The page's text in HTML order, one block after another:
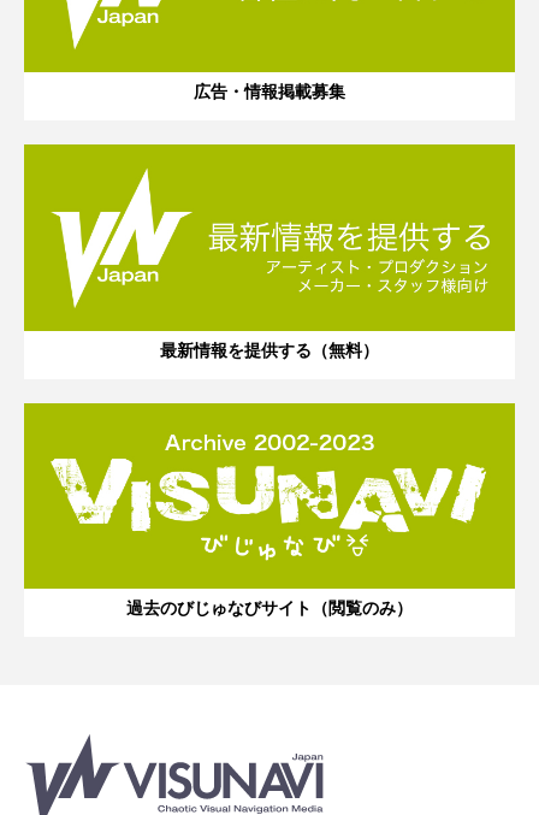
広告・情報掲載募集
最新情報を提供する（無料）
過去のびじゅなびサイト（閲覧のみ）